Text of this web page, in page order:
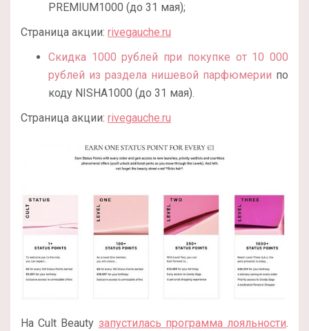
PREMIUM1000 (до 31 мая);
Страница акции: rivegauche.ru
Скидка 1000 рублей при покупке от 10 000
рублей из раздела нишевой парфюмерии по
коду NISHA1000 (до 31 мая).
Страница акции: rivegauche.ru
На Cult Beauty запустилась программа лояльности.